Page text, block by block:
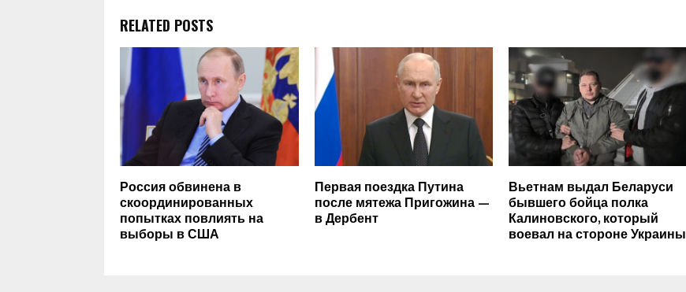
RELATED POSTS
Россия обвинена в
скоординированных
попытках повлиять на
выборы в США
Первая поездка Путина
после мятежа Пригожина —
в Дербент
Вьетнам выдал Беларуси
бывшего бойца полка
Калиновского, который
воевал на стороне Украины